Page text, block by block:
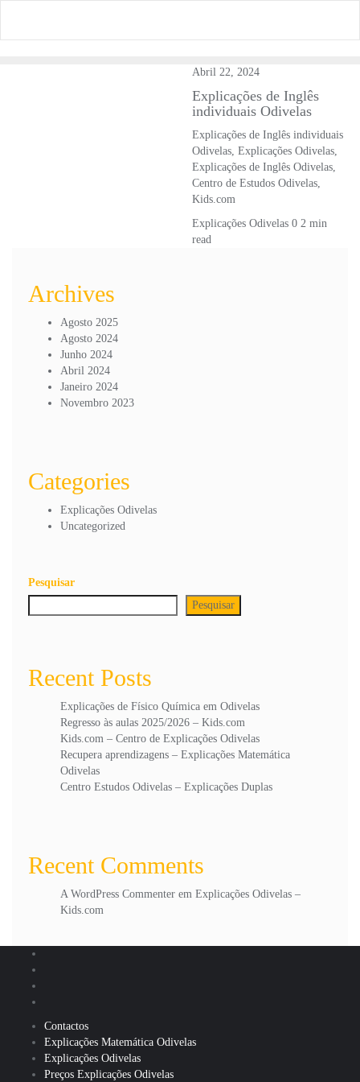
content
Abril 22, 2024
Explicações de Inglês
individuais Odivelas
Explicações de Inglês individuais
Odivelas, Explicações Odivelas,
Explicações de Inglês Odivelas,
Centro de Estudos Odivelas,
Kids.com
Explicações Odivelas 0 2 min
read
Archives
Agosto 2025
Agosto 2024
Junho 2024
Abril 2024
Janeiro 2024
Novembro 2023
Categories
Explicações Odivelas
Uncategorized
Pesquisar
Pesquisar
Recent Posts
Explicações de Físico Química em Odivelas
Regresso às aulas 2025/2026 – Kids.com
Kids.com – Centro de Explicações Odivelas
Recupera aprendizagens – Explicações Matemática
Odivelas
Centro Estudos Odivelas – Explicações Duplas
Recent Comments
A WordPress Commenter em Explicações Odivelas –
Kids.com
Contactos
Explicações Matemática Odivelas
Explicações Odivelas
Preços Explicações Odivelas